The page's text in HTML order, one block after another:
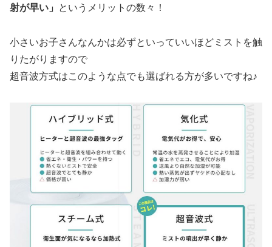
射が早い」 というメリットの数々！
小さいお子さんなんかは必ずといっていいほどミストを触
りたがりますので
超音波方式はこのような点でも選ばれる方が多いですね♪